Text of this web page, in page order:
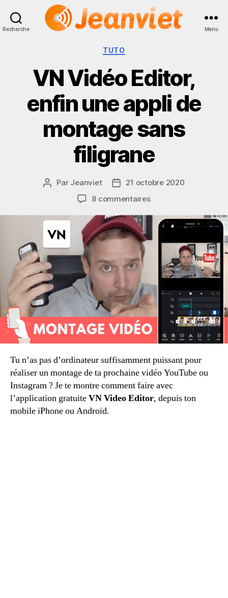
Recherche Menu
Catégories
TUTO
VN Vidéo Editor,
enfin une appli de
montage sans
filigrane
Auteur
Par Jeanviet
Date21 octobre 2020
8 commentairessur
Vidéo
enfin
appli
montage
sans
filigrane
Tu n’as pas d’ordinateur suffisamment puissant pour
réaliser un montage de ta prochaine vidéo YouTube ou
Instagram ? Je te montre comment faire avec
l’application gratuiteVN Video Editor, depuis ton
mobile iPhone ou Android.